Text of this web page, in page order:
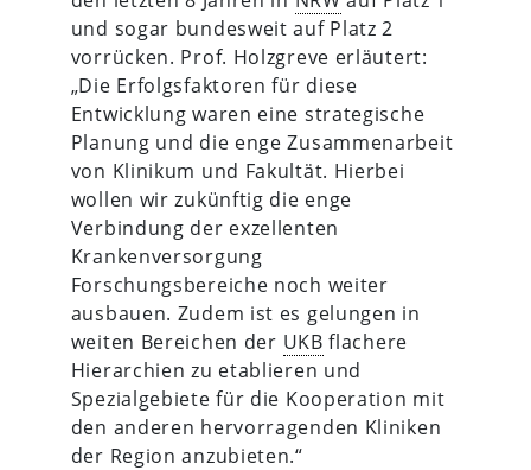
und sogar bundesweit auf Platz 2
vorrücken. Prof. Holzgreve erläutert:
„Die Erfolgsfaktoren für diese
Entwicklung waren eine strategische
Planung und die enge Zusammenarbeit
von Klinikum und Fakultät. Hierbei
wollen wir zukünftig die enge
Verbindung der exzellenten
Krankenversorgung
Forschungsbereiche noch weiter
ausbauen. Zudem ist es gelungen in
weiten Bereichen der UKB flachere
Hierarchien zu etablieren und
Spezialgebiete für die Kooperation mit
den anderen hervorragenden Kliniken
der Region anzubieten.“